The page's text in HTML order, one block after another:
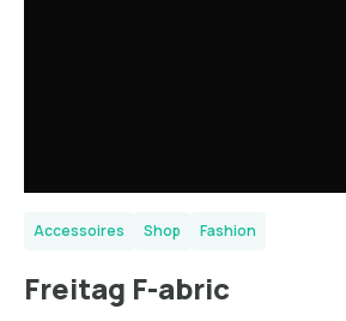
Accessoires Shop Fashion
Freitag F-abric